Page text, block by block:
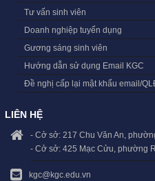
Tư vấn sinh viên
Doanh nghiệp tuyển dụng
Gương sáng sinh viên
Hướng dẫn sử dụng Email KGC
Đề nghị cấp lại mật khẩu email/
LIÊN HỆ
- Cở sở: 217 Chu Văn An,
- Cở sở: 425 Mạc Cửu, phường
kgc@kgc.edu.vn